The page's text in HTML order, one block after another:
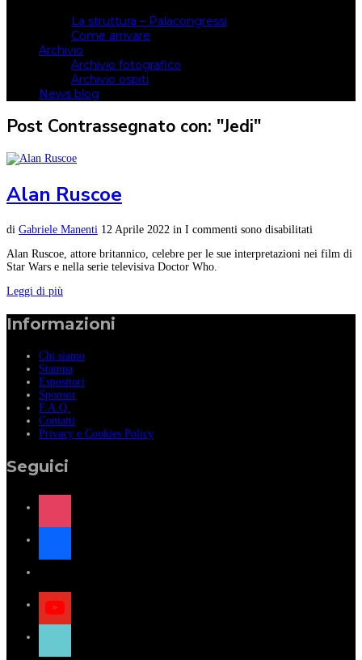
La struttura – Palacongressi
Come arrivare
Archivio
Archivio fotografico
Archivio ospiti
News blog
Post Contrassegnato con: "Jedi"
Alan Ruscoe
di Gabriele Manenti 12 Aprile 2022 in I commenti sono disabilitati
Alan Ruscoe, attore britannico, celebre per le sue interpretazioni nei film di
Star Wars e nella serie televisiva Doctor Who.
Leggi di più
Informazioni
Chi siamo
Stampa
Espositori
Sponsor
F.A.Q.
Contatti
Privacy e Cookies Policy
Seguici
instagram
facebook
x
youtube
tiktok